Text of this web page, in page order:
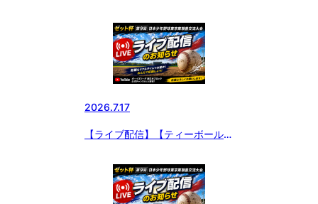
2026.7.17
【ライブ配信】【ティーボール大
球東京東親善交流大会